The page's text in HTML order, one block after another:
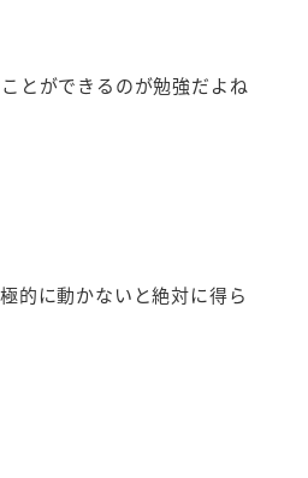
とができるのが勉強だよね
的に動かないと絶対に得ら